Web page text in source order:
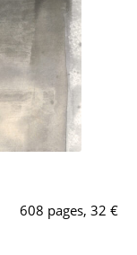
608 pages, 32 €